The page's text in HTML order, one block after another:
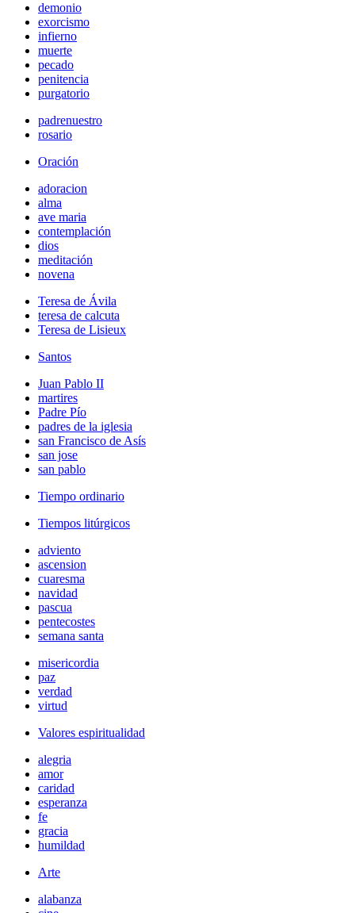
demonio
exorcismo
infierno
muerte
pecado
penitencia
purgatorio
padrenuestro
rosario
Oración
adoracion
alma
ave maria
contemplación
dios
meditación
novena
Teresa de Ávila
teresa de calcuta
Teresa de Lisieux
Santos
Juan Pablo II
martires
Padre Pío
padres de la iglesia
san Francisco de Asís
san jose
san pablo
Tiempo ordinario
Tiempos litúrgicos
adviento
ascension
cuaresma
navidad
pascua
pentecostes
semana santa
misericordia
paz
verdad
virtud
Valores espiritualidad
alegria
amor
caridad
esperanza
fe
gracia
humildad
Arte
alabanza